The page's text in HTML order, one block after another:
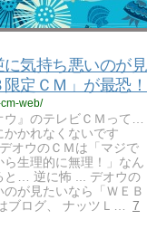
気持ち悪いのが見
定ＣＭ」が最恐！
web/
ウ』のテレビＣＭって…
かれなくないです
オウのＣＭは「マジで
生理的に無理！」なん
と… 逆に怖 ... デオウの
が見たいなら「ＷＥＢ
ブログ、 ナッツＬ…
7